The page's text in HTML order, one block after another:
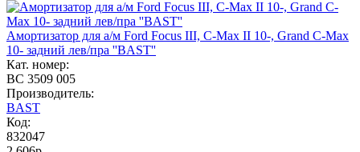
Амортизатор для а/м Ford Focus III, C-Max II 10-, Grand C-Max
10- задний лев/пра ''BAST''
Кат. номер:
BC 3509 005
Производитель:
BAST
Код:
832047